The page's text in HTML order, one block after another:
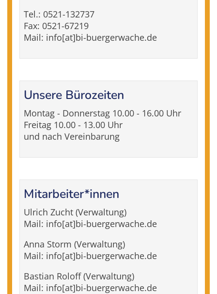
Tel.: 0521-132737
Fax: 0521-67219
Mail: info[at]bi-buergerwache.de
Unsere Bürozeiten
Montag - Donnerstag 10.00 - 16.00 Uhr
Freitag 10.00 - 13.00 Uhr
und nach Vereinbarung
Mitarbeiter*innen
Ulrich Zucht (Verwaltung)
Mail: info[at]bi-buergerwache.de
Anna Storm (Verwaltung)
Mail: info[at]bi-buergerwache.de
Bastian Roloff (Verwaltung)
Mail: info[at]bi-buergerwache.de